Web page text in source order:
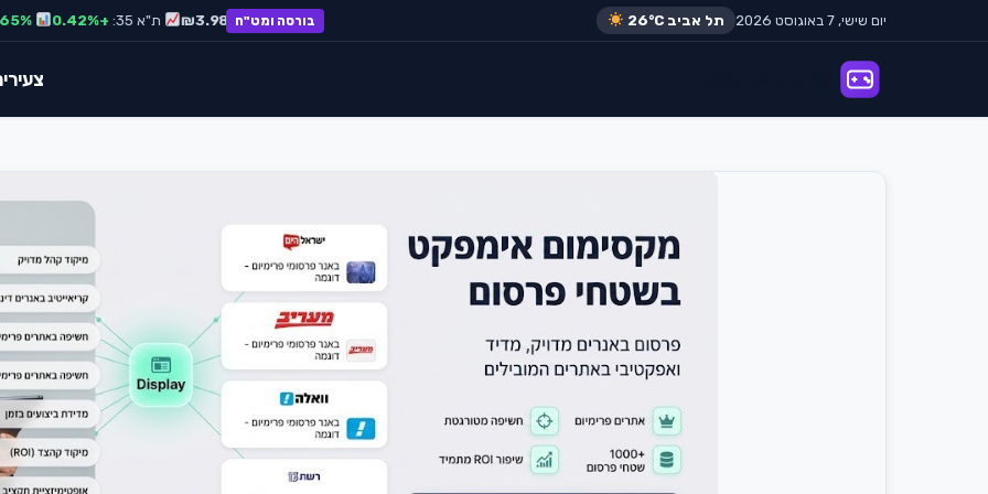
יום שישי, 7 באוגוסט 2026 תל אביב 26°C בורסה ומט"ח₪3.65 אירו:₪3.98 ת"א 35: +0.42%
S&P 500:
+0.65%